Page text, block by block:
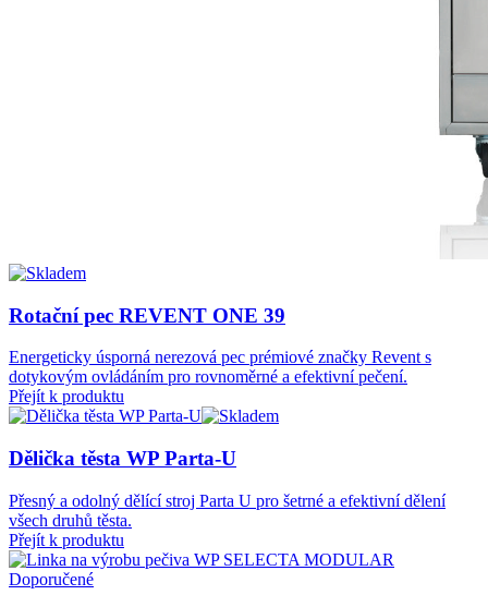
Rotační pec REVENT ONE 39
Energeticky úsporná nerezová pec prémiové značky Revent s
dotykovým ovládáním pro rovnoměrné a efektivní pečení.
Přejít k produktu
Dělička těsta WP Parta‑U
Přesný a odolný dělící stroj Parta U pro šetrné a efektivní dělení
všech druhů těsta.
Přejít k produktu
Doporučené